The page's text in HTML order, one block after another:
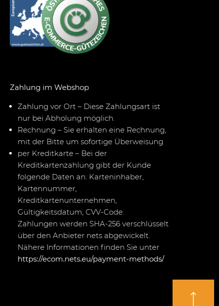
Zahlung im Webshop
Zahlung vor Ort – Diese Zahlungsart ist
nur bei Abholung möglich.
Rechnung – Sie erhalten eine Rechnung,
mit der Bitte um sofortige Überweisung
per Kreditkarte – Bei der
Kreditkartenzahlung gibt der Kunde
folgende Daten an: Karteninhaber,
Kartennummer,
Kreditkartenunternehmen,
Gültigkeitsdatum, CVV-Code.
Zahlungen werden SHA-256 verschlüsselt
über den Anbieter nets abgewickelt.
Nähere Informationen finden Sie unter
https://ecom.nets.eu/payment-methods/